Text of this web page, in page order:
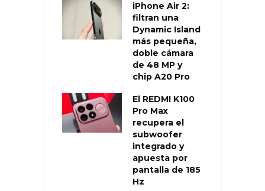
iPhone Air 2:
filtran una
Dynamic Island
más pequeña,
doble cámara
de 48 MP y
chip A20 Pro
El REDMI K100
Pro Max
recupera el
subwoofer
integrado y
apuesta por
pantalla de 185
Hz